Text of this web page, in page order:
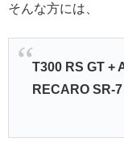
そんな方には、
T300 RS GT +
RECARO SR-